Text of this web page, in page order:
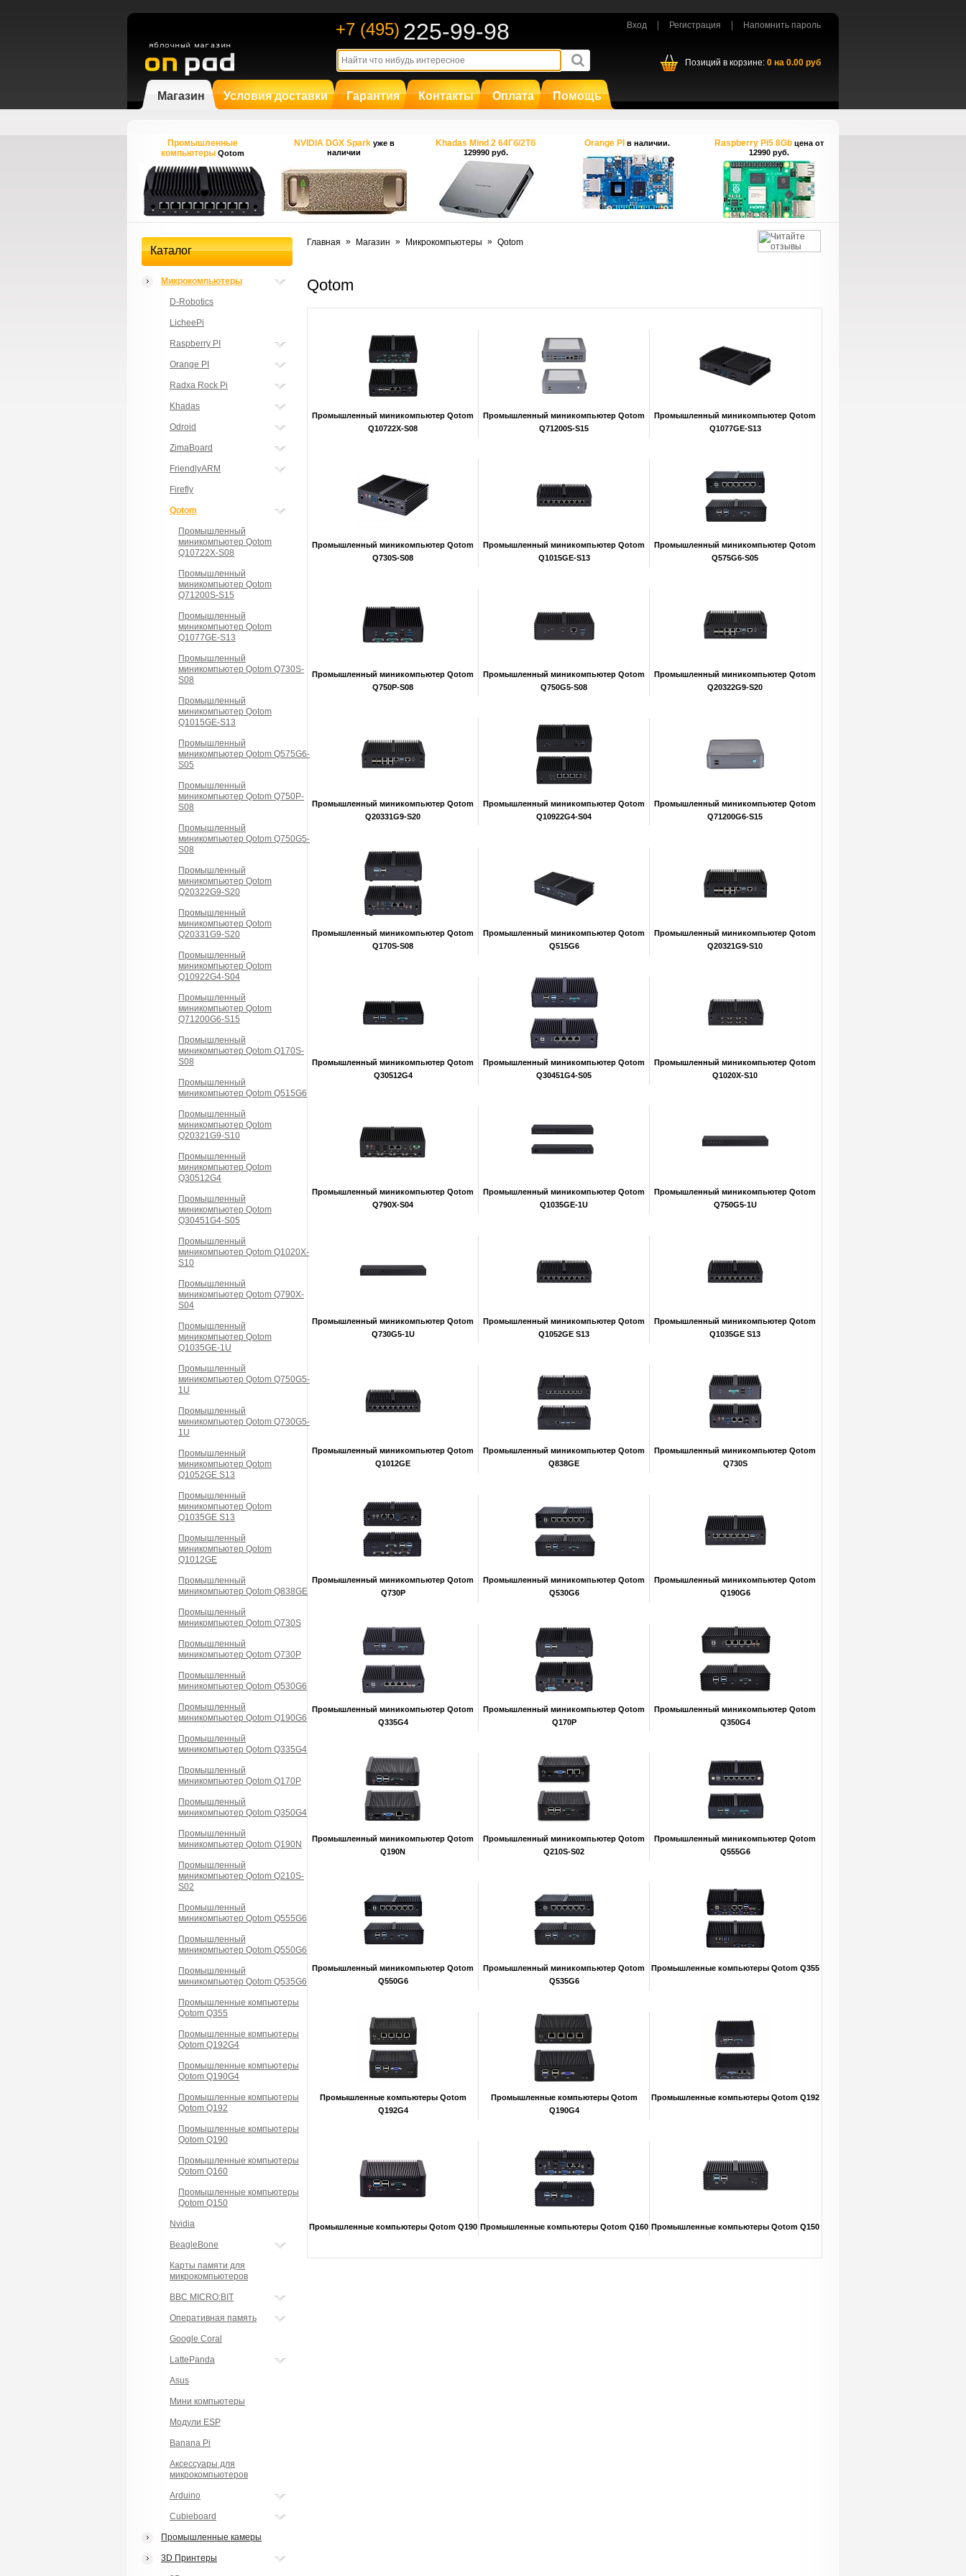
Вход Регистрация Напомнить пароль
+7 (495) 225-99-98
Позиций в корзине: 0 на 0.00 руб
Магазин Условия доставки Гарантия Контакты Оплата Помощь
Промышленные
компьютерыQotom
NVIDIA DGX Spark уже в
наличии
Khadas Mind 2 64Гб/2Тб
129990 руб.
Orange PI в наличии. Raspberry Pi5 8Gb цена от
12990 руб.
Каталог
Микрокомпьютеры
D-Robotics
LicheePi
Raspberry PI
Orange PI
Radxa Rock Pi
Khadas
Odroid
ZimaBoard
FriendlyARM
Firefly
Qotom
Промышленный
миникомпьютер Qotom
Q10722X-S08
Промышленный
миникомпьютер Qotom
Q71200S-S15
Промышленный
миникомпьютер Qotom
Q1077GE-S13
Промышленный
миникомпьютер Qotom Q730S-
S08
Промышленный
миникомпьютер Qotom
Q1015GE-S13
Промышленный
миникомпьютер Qotom Q575G6-
S05
Промышленный
миникомпьютер Qotom Q750P-
S08
Промышленный
миникомпьютер Qotom Q750G5-
S08
Промышленный
миникомпьютер Qotom
Q20322G9-S20
Промышленный
миникомпьютер Qotom
Q20331G9-S20
Промышленный
миникомпьютер Qotom
Q10922G4-S04
Промышленный
миникомпьютер Qotom
Q71200G6-S15
Промышленный
миникомпьютер Qotom Q170S-
S08
Промышленный
миникомпьютер Qotom Q515G6
Промышленный
миникомпьютер Qotom
Q20321G9-S10
Промышленный
миникомпьютер Qotom
Q30512G4
Промышленный
миникомпьютер Qotom
Q30451G4-S05
Промышленный
миникомпьютер Qotom Q1020X-
S10
Промышленный
миникомпьютер Qotom Q790X-
S04
Промышленный
миникомпьютер Qotom
Q1035GE-1U
Промышленный
миникомпьютер Qotom Q750G5-
1U
Промышленный
миникомпьютер Qotom Q730G5-
1U
Промышленный
миникомпьютер Qotom
Q1052GE S13
Промышленный
миникомпьютер Qotom
Q1035GE S13
Промышленный
миникомпьютер Qotom
Q1012GE
Промышленный
миникомпьютер Qotom Q838GE
Промышленный
миникомпьютер Qotom Q730S
Промышленный
миникомпьютер Qotom Q730P
Промышленный
миникомпьютер Qotom Q530G6
Промышленный
миникомпьютер Qotom Q190G6
Промышленный
миникомпьютер Qotom Q335G4
Промышленный
миникомпьютер Qotom Q170P
Промышленный
миникомпьютер Qotom Q350G4
Промышленный
миникомпьютер Qotom Q190N
Промышленный
миникомпьютер Qotom Q210S-
S02
Промышленный
миникомпьютер Qotom Q555G6
Промышленный
миникомпьютер Qotom Q550G6
Промышленный
миникомпьютер Qotom Q535G6
Промышленные компьютеры
Qotom Q355
Промышленные компьютеры
Qotom Q192G4
Промышленные компьютеры
Qotom Q190G4
Промышленные компьютеры
Qotom Q192
Промышленные компьютеры
Qotom Q190
Промышленные компьютеры
Qotom Q160
Промышленные компьютеры
Qotom Q150
Nvidia
BeagleBone
Карты памяти для
микрокомпьютеров
BBC MICRO:BIT
Оперативная память
Google Coral
LattePanda
Asus
Мини компьютеры
Модули ESP
Banana Pi
Аксессуары для
микрокомпьютеров
Arduino
Cubieboard
Промышленные камеры
3D Принтеры
Главная » Магазин » Микрокомпьютеры » Qotom
Qotom
Промышленный миникомпьютер Qotom
Q10722X-S08
Промышленный миникомпьютер Qotom
Q71200S-S15
Промышленный миникомпьютер Qotom
Q1077GE-S13
Промышленный миникомпьютер Qotom
Q730S-S08
Промышленный миникомпьютер Qotom
Q1015GE-S13
Промышленный миникомпьютер Qotom
Q575G6-S05
Промышленный миникомпьютер Qotom
Q750P-S08
Промышленный миникомпьютер Qotom
Q750G5-S08
Промышленный миникомпьютер Qotom
Q20322G9-S20
Промышленный миникомпьютер Qotom
Q20331G9-S20
Промышленный миникомпьютер Qotom
Q10922G4-S04
Промышленный миникомпьютер Qotom
Q71200G6-S15
Промышленный миникомпьютер Qotom
Q170S-S08
Промышленный миникомпьютер Qotom
Q515G6
Промышленный миникомпьютер Qotom
Q20321G9-S10
Промышленный миникомпьютер Qotom
Q30512G4
Промышленный миникомпьютер Qotom
Q30451G4-S05
Промышленный миникомпьютер Qotom
Q1020X-S10
Промышленный миникомпьютер Qotom
Q790X-S04
Промышленный миникомпьютер Qotom
Q1035GE-1U
Промышленный миникомпьютер Qotom
Q750G5-1U
Промышленный миникомпьютер Qotom
Q730G5-1U
Промышленный миникомпьютер Qotom
Q1052GE S13
Промышленный миникомпьютер Qotom
Q1035GE S13
Промышленный миникомпьютер Qotom
Q1012GE
Промышленный миникомпьютер Qotom
Q838GE
Промышленный миникомпьютер Qotom
Q730S
Промышленный миникомпьютер Qotom
Q730P
Промышленный миникомпьютер Qotom
Q530G6
Промышленный миникомпьютер Qotom
Q190G6
Промышленный миникомпьютер Qotom
Q335G4
Промышленный миникомпьютер Qotom
Q170P
Промышленный миникомпьютер Qotom
Q350G4
Промышленный миникомпьютер Qotom
Q190N
Промышленный миникомпьютер Qotom
Q210S-S02
Промышленный миникомпьютер Qotom
Q555G6
Промышленный миникомпьютер Qotom
Q550G6
Промышленный миникомпьютер Qotom
Q535G6
Промышленные компьютеры Qotom Q355
Промышленные компьютеры Qotom
Q192G4
Промышленные компьютеры Qotom
Q190G4
Промышленные компьютеры Qotom Q192
Промышленные компьютеры Qotom Q190 Промышленные компьютеры Qotom Q160 Промышленные компьютеры Qotom Q150